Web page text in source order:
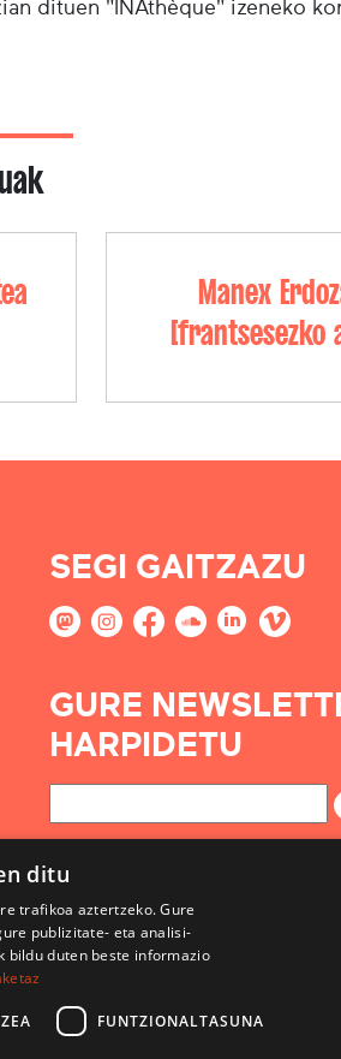
dituen "INAthèque" izeneko
Manex
[frantsesezko
SEGI GAITZAZU
GURE
HARPIDETU
ditu
trafikoa aztertzeko. Gure
publizitate- eta analisi-
bildu duten beste informazio
FUNTZIONALTASUNA